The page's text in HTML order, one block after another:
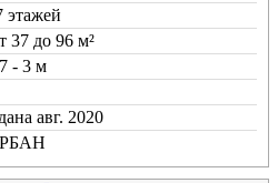
этажей
37 до 96 м²
- 3 м
авг. 2020